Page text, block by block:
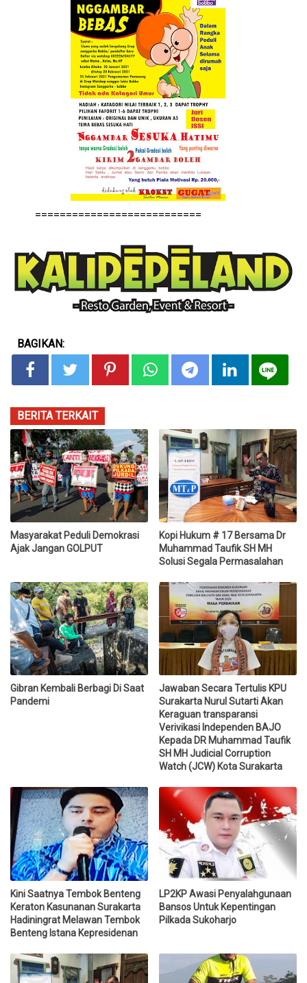
===========================
BAGIKAN:
BERITA TERKAIT
Masyarakat Peduli Demokrasi
Ajak Jangan GOLPUT
Kopi Hukum # 17 Bersama Dr
Muhammad Taufik SH MH
Solusi Segala Permasalahan
Gibran Kembali Berbagi Di Saat
Pandemi
Jawaban Secara Tertulis KPU
Surakarta Nurul Sutarti Akan
Keraguan transparansi
Verivikasi Independen BAJO
Kepada DR Muhammad Taufik
SH MH Judicial Corruption
Watch (JCW) Kota Surakarta
Kini Saatnya Tembok Benteng
Keraton Kasunanan Surakarta
Hadiningrat Melawan Tembok
Benteng Istana Kepresidenan
LP2KP Awasi Penyalahgunaan
Bansos Untuk Kepentingan
Pilkada Sukoharjo